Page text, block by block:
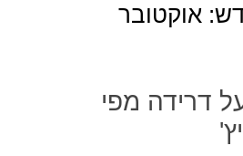
אוקטובר
דרידה מפי